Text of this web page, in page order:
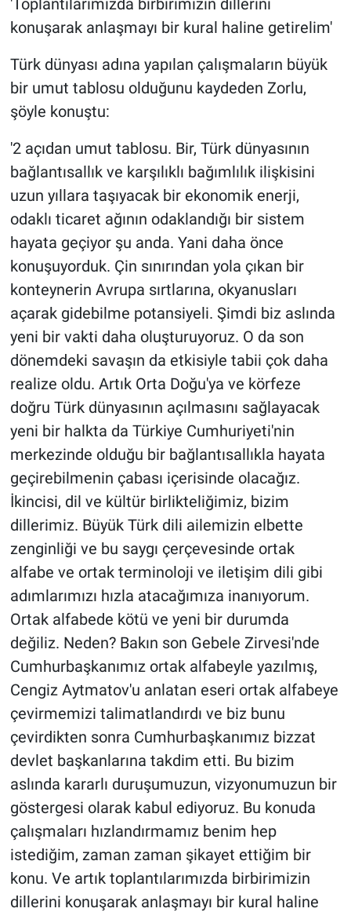
konuşarak anlaşmayı bir kural haline getirelim'
Türk dünyası adına yapılan çalışmaların büyük
bir umut tablosu olduğunu kaydeden Zorlu,
şöyle konuştu:
'2 açıdan umut tablosu. Bir, Türk dünyasının
bağlantısallık ve karşılıklı bağımlılık ilişkisini
uzun yıllara taşıyacak bir ekonomik enerji,
odaklı ticaret ağının odaklandığı bir sistem
hayata geçiyor şu anda. Yani daha önce
konuşuyorduk. Çin sınırından yola çıkan bir
konteynerin Avrupa sırtlarına, okyanusları
açarak gidebilme potansiyeli. Şimdi biz aslında
yeni bir vakti daha oluşturuyoruz. O da son
dönemdeki savaşın da etkisiyle tabii çok daha
realize oldu. Artık Orta Doğu'ya ve körfeze
doğru Türk dünyasının açılmasını sağlayacak
yeni bir halkta da Türkiye Cumhuriyeti'nin
merkezinde olduğu bir bağlantısallıkla hayata
geçirebilmenin çabası içerisinde olacağız.
İkincisi, dil ve kültür birlikteliğimiz, bizim
dillerimiz. Büyük Türk dili ailemizin elbette
zenginliği ve bu saygı çerçevesinde ortak
alfabe ve ortak terminoloji ve iletişim dili gibi
adımlarımızı hızla atacağımıza inanıyorum.
Ortak alfabede kötü ve yeni bir durumda
değiliz. Neden? Bakın son Gebele Zirvesi'nde
Cumhurbaşkanımız ortak alfabeyle yazılmış,
Cengiz Aytmatov'u anlatan eseri ortak alfabeye
çevirmemizi talimatlandırdı ve biz bunu
çevirdikten sonra Cumhurbaşkanımız bizzat
devlet başkanlarına takdim etti. Bu bizim
aslında kararlı duruşumuzun, vizyonumuzun bir
göstergesi olarak kabul ediyoruz. Bu konuda
çalışmaları hızlandırmamız benim hep
istediğim, zaman zaman şikayet ettiğim bir
konu. Ve artık toplantılarımızda birbirimizin
dillerini konuşarak anlaşmayı bir kural haline